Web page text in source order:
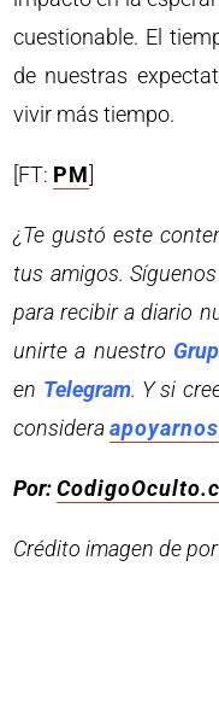
cuestionable. El
de nuestras
vivir más tiempo.
[FT: PM]
¿Te gustó este
tus amigos.
para recibir a diario
unirte a nuestro
en Telegram. Y si
consideraapoyarnos
Por:
Crédito imagen de